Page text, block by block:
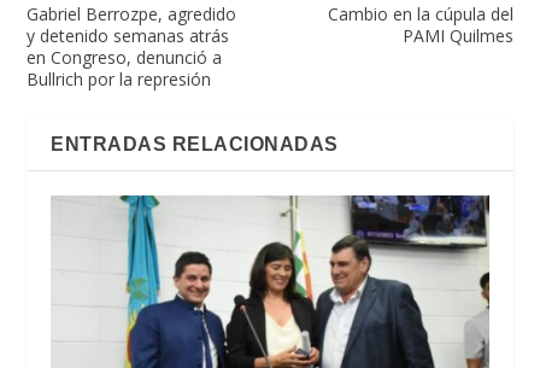
Gabriel Berrozpe, agredido
y detenido semanas atrás
en Congreso, denunció a
Bullrich por la represión
Cambio en la cúpula del
PAMI Quilmes
ENTRADAS RELACIONADAS